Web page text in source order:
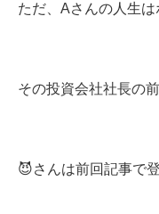
ただ、Aさんの人生は
その投資会社社長の
😈さんは前回記事で